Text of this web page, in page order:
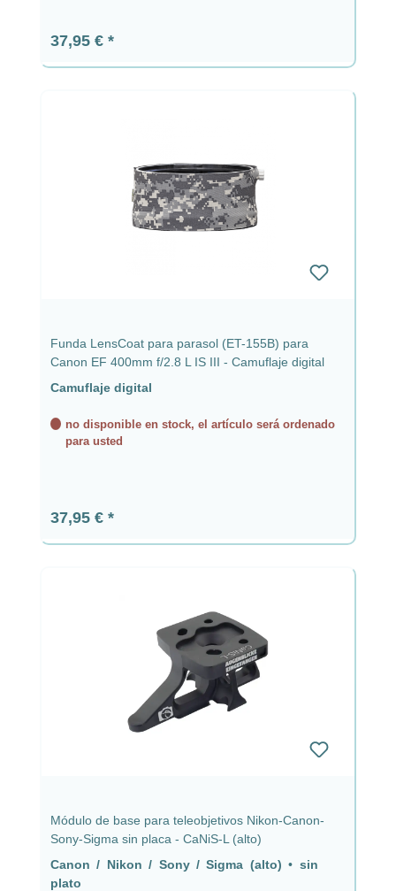
Precio normal:
37,95 €
Funda LensCoat para parasol (ET-155B) para
Canon EF 400mm f/2.8 L IS III - Camuflaje digital
Camuflaje digital
no disponible en stock, el artículo será ordenado
para usted
Precio normal:
37,95 €
Módulo de base para teleobjetivos Nikon-Canon-
Sony-Sigma sin placa - CaNiS-L (alto)
Canon / Nikon / Sony / Sigma (alto) • sin
plato